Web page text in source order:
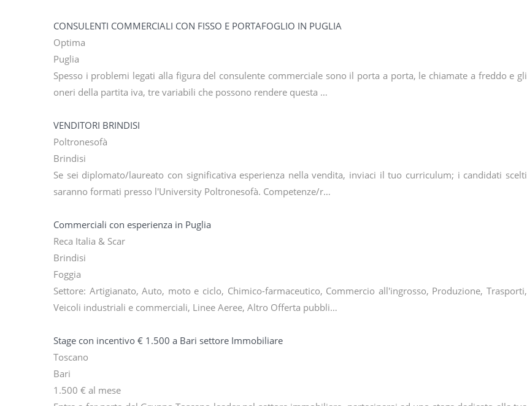
CONSULENTI COMMERCIALI CON FISSO E PORTAFOGLIO IN PUGLIA
Optima
Puglia
Spesso i problemi legati alla figura del consulente commerciale sono il porta a porta, le chiamate a freddo e gli
oneri della partita iva, tre variabili che possono rendere questa …
VENDITORI BRINDISI
Poltronesofà
Brindisi
Se sei diplomato/laureato con significativa esperienza nella vendita, inviaci il tuo curriculum; i candidati scelti
saranno formati presso l'University Poltronesofà. Competenze/r…
Commerciali con esperienza in Puglia
Reca Italia & Scar
Brindisi
Foggia
Settore: Artigianato, Auto, moto e ciclo, Chimico-farmaceutico, Commercio all'ingrosso, Produzione, Trasporti,
Veicoli industriali e commerciali, Linee Aeree, Altro Offerta pubbli…
Stage con incentivo € 1.500 a Bari settore Immobiliare
Toscano
Bari
1.500 € al mese